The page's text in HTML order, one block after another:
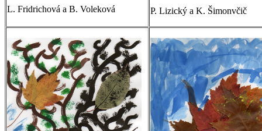
L. Fridrichová a B. Voleková P. Lizický a K. Šimonvčič